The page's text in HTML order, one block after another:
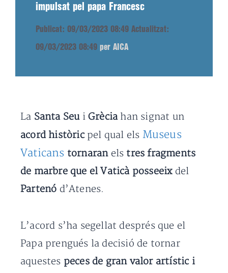
impulsat pel papa Francesc
Publicat: 09/03/2023 08:49 Actualitzat:
09/03/2023 08:49 per AICA
La Santa SeuiGrècia han signat un
acord històricpel qual els Museus
Vaticans tornaran els tres fragments
de marbre que el Vaticà posseeixdel
Partenó d’Atenes.
L’acord s’ha segellat després que el
Papa prengués la decisió de tornar
aquestes peces de gran valor artístic i